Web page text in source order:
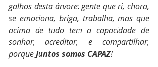
galhos desta árvore: gente que ri, chora,
se emociona, briga, trabalha, mas que
acima de tudo tem a capacidade de
sonhar, acreditar, e compartilhar,
porque Juntos somos CAPAZ!